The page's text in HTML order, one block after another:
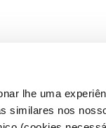
lhe uma
similares nos